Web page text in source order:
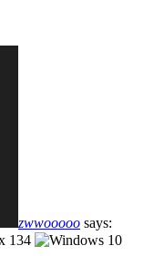
zwwooooo says: